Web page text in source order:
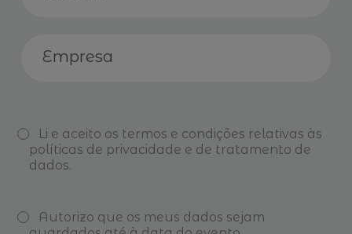
Li e aceito os termos e condições relativas às
políticas de privacidade e de tratamento de
dados.
Autorizo que os meus dados sejam